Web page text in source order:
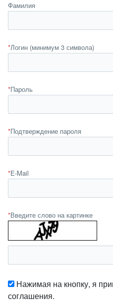
Фамилия
*Логин (минимум 3 символа)
*Пароль
*Подтверждение пароля
*E-Mail
*Введите слово на картинке
Нажимая на кнопку, я
соглашения.